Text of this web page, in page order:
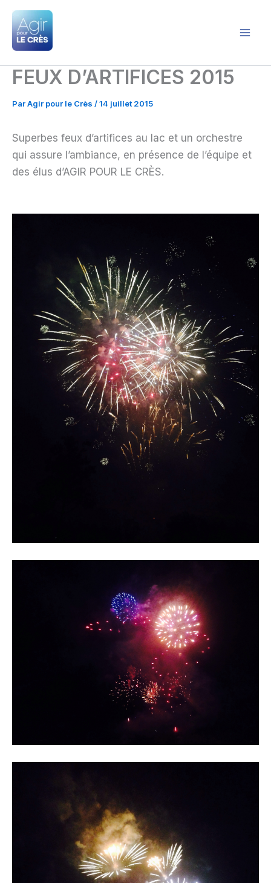
Aller
contenu
FEUX D’ARTIFICES 2015
ParAgir pour le Crès /14 juillet 2015
Superbes feux d’artifices au lac et un orchestre
qui assure l’ambiance, en présence de l’équipe et
des élus d’AGIR POUR LE CRÈS.